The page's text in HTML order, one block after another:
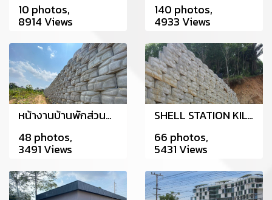
10 photos,
8914 Views
140 photos,
4933 Views
หน้างานบ้านพักส่วนตัว สัตหีบ
48 photos,
3491 Views
SHELL STATION KILO HOK-SIB-ED SURAT (ปั้ม Shell กิโลหกสิบเอ็ด สุราษฎร์ธานี)
66 photos,
5431 Views